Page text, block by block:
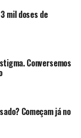
mil doses de
Conversemos
Começam já no